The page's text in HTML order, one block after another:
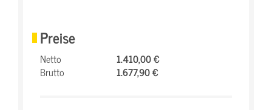
Preise
Netto
1.410,00 €
Brutto
1.677,90 €